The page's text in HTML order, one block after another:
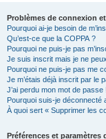
Problèmes de connexion
Pourquoi ai-je besoin de
Qu’est-ce que la COPPA ?
Pourquoi ne puis-je pas
Je suis inscrit mais je ne
Pourquoi ne puis-je pas me
Je m’étais déjà inscrit par le
J’ai perdu mon mot de passe !
Pourquoi suis-je déconnecté
À quoi sert « Supprimer les
Préférences et paramètres